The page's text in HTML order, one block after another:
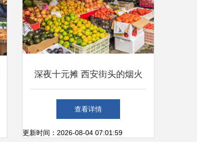
深夜十元摊 西安街头的烟火
气与新鲜甜
查看详情
更新时间：2026-08-04 07:01:59